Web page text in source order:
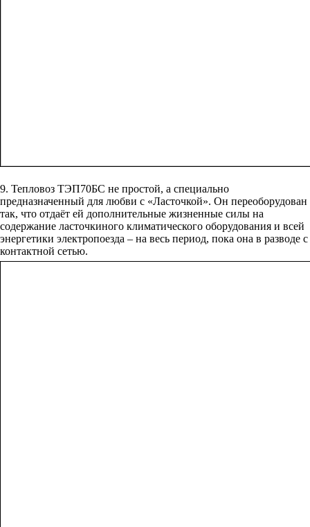
9. Тепловоз ТЭП70БС не простой, а специально
предназначенный для любви с «Ласточкой». Он переоборудован
так, что отдаёт ей дополнительные жизненные силы на
содержание ласточкиного климатического оборудования и всей
энергетики электропоезда – на весь период, пока она в разводе с
контактной сетью.